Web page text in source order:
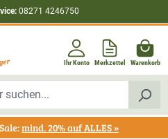
08271 4246750
Ihr Konto Merkzettel Warenkorb
mind. 20% auf ALLES »